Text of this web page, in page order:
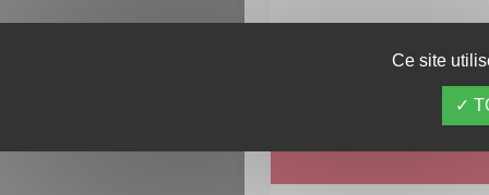
Ce site